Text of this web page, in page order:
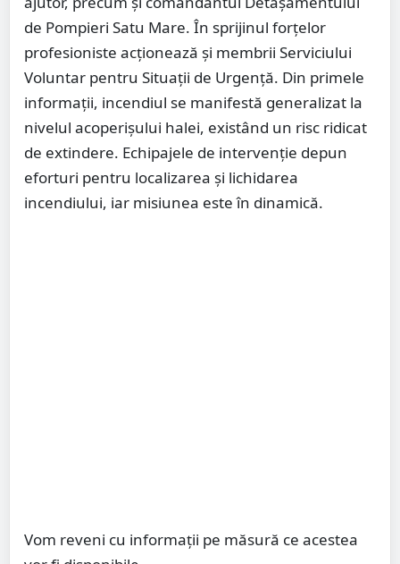
de Pompieri Satu Mare. În sprijinul forțelor
profesioniste acționează și membrii Serviciului
Voluntar pentru Situații de Urgență. Din primele
informații, incendiul se manifestă generalizat la
nivelul acoperișului halei, existând un risc ridicat
de extindere. Echipajele de intervenție depun
eforturi pentru localizarea și lichidarea
incendiului, iar misiunea este în dinamică.
Vom reveni cu informații pe măsură ce acestea